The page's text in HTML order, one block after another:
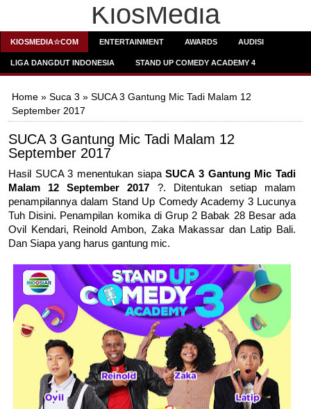
KiosMedia
KIOSMEDIA☆COM ENTERTAINMENT AWARDS AUDISI
LIGA DANGDUT INDONESIA STAND UP COMEDY ACADEMY 4
Home » Suca 3 » SUCA 3 Gantung Mic Tadi Malam 12
September 2017
SUCA 3 Gantung Mic Tadi Malam 12
September 2017
Hasil SUCA 3 menentukan siapaSUCA 3 Gantung Mic Tadi
Malam 12 September 2017 ?. Ditentukan setiap malam
penampilannya dalam Stand Up Comedy Academy 3 Lucunya
Tuh Disini. Penampilan komika di Grup 2 Babak 28 Besar ada
Ovil Kendari, Reinold Ambon, Zaka Makassar dan Latip Bali.
Dan Siapa yang harus gantung mic.